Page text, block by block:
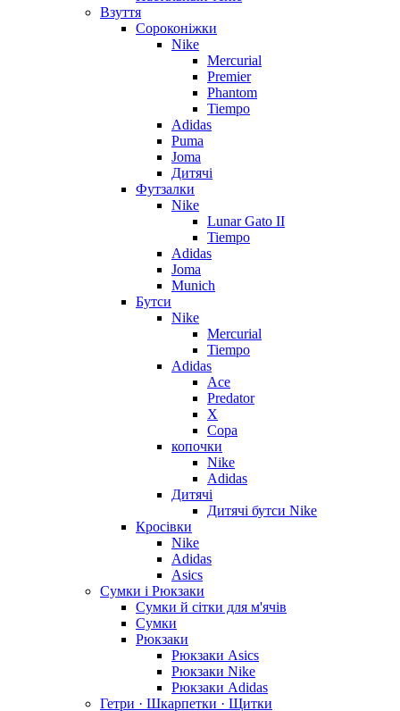
Взуття
Сороконіжки
Nike
Mercurial
Premier
Phantom
Tiempo
Adidas
Puma
Joma
Дитячі
Футзалки
Nike
Lunar Gato II
Tiempo
Adidas
Joma
Munich
Бутси
Nike
Mercurial
Tiempo
Adidas
Ace
Predator
X
Copa
копочки
Nike
Adidas
Дитячі
Дитячі бутси Nike
Кросівки
Nike
Adidas
Asics
Сумки і Рюкзаки
Сумки й сітки для м'ячів
Сумки
Рюкзаки
Рюкзаки Asics
Рюкзаки Nike
Рюкзаки Adidas
Гетри · Шкарпетки · Щитки